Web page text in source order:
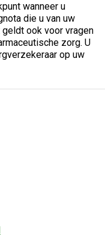
wanneer u
die u van uw
ook voor vragen
zorg. U
op uw